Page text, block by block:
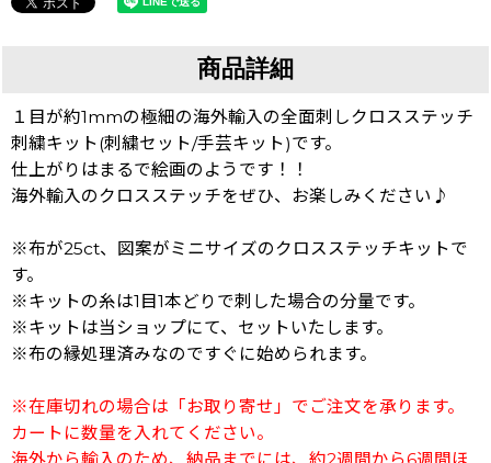
商品詳細
１目が約1mmの極細の海外輸入の全面刺しクロスステッチ
刺繍キット(刺繍セット/手芸キット)です。
仕上がりはまるで絵画のようです！！
海外輸入のクロスステッチをぜひ、お楽しみください♪
※布が25ct、図案がミニサイズのクロスステッチキットで
す。
※キットの糸は1目1本どりで刺した場合の分量です。
※キットは当ショップにて、セットいたします。
※布の縁処理済みなのですぐに始められます。
※在庫切れの場合は「お取り寄せ」でご注文を承ります。
カートに数量を入れてください。